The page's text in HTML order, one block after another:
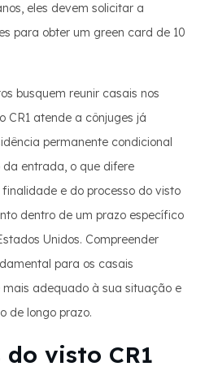
eles devem solicitar a
para obter um green card de 10
busquem reunir casais nos
CR1 atende a cônjuges já
permanente condicional
entrada, o que difere
e do processo do visto
dentro de um prazo específico
Unidos. Compreender
para os casais
adequado à sua situação e
de longo prazo.
do visto CR1